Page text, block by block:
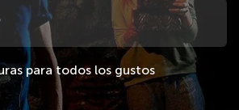
para todos los gustos